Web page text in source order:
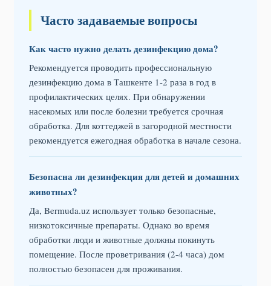
Часто задаваемые вопросы
Как часто нужно делать дезинфекцию дома?
Рекомендуется проводить профессиональную
дезинфекцию дома в Ташкенте 1-2 раза в год в
профилактических целях. При обнаружении
насекомых или после болезни требуется срочная
обработка. Для коттеджей в загородной местности
рекомендуется ежегодная обработка в начале сезона.
Безопасна ли дезинфекция для детей и домашних
животных?
Да, Bermuda.uz использует только безопасные,
низкотоксичные препараты. Однако во время
обработки люди и животные должны покинуть
помещение. После проветривания (2-4 часа) дом
полностью безопасен для проживания.